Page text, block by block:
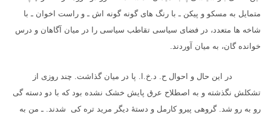
متمایل به مسکو و پیکن ـ با رنگ های گونه گونه اش ـ و راست اخوان ـ با
شاخه ها متعدد، در فضای سیاسی تقاطب سیاسی را در میان آگاهان و درس
خوانده گان، به میان آوردند.
در این حال و احوال ح. د.خ.ا. پا در میان گذاشت. چند روزی از
تشکلش نگذشته و به اصطلاح عرق پایش خشک نشده بود که با دو دسته گی
رو به رو شد. گروهی پیرو کارمل و دستهٔ دیگر مرید تره کی شدند. ـ من به